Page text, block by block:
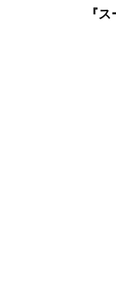
『